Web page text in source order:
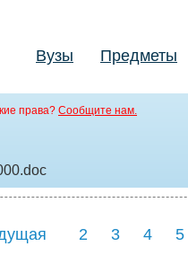
Вузы Предметы
права? Сообщите нам.
.doc
2 3 4 5